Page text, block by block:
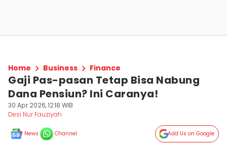
Home Business Finance
Gaji Pas-pasan Tetap Bisa Nabung
Dana Pensiun? Ini Caranya!
30 Apr 2026, 12:18 WIB
Desi Nur Fauziyah
News Channel Add Us on Google